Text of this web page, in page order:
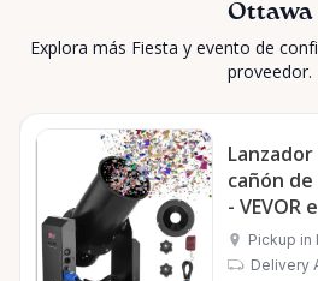
Ottawa
Explora más Fiesta y evento de
proveedor.
Lanzador
cañón
- VEVOR
de 1500
Pickup in
Delivery